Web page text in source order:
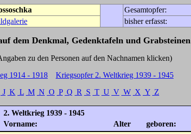
Gesamtopfer:
bisher erfasst:
dem Denkmal, Gedenktafeln und Grabsteinen
auf den Nachnamen klicken)
1914 - 1918
Kriegsopfer 2. Weltkrieg 1939 - 1945
J K L M N O P Q R S T U V W X Y Z
2. Weltkrieg 1939 - 1945
Vorname: Alter geboren: